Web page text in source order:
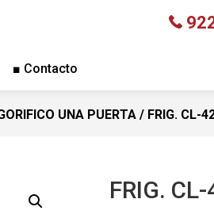
■ Contacto
UNA PUERTA / FRIG. CL-
FRIG.